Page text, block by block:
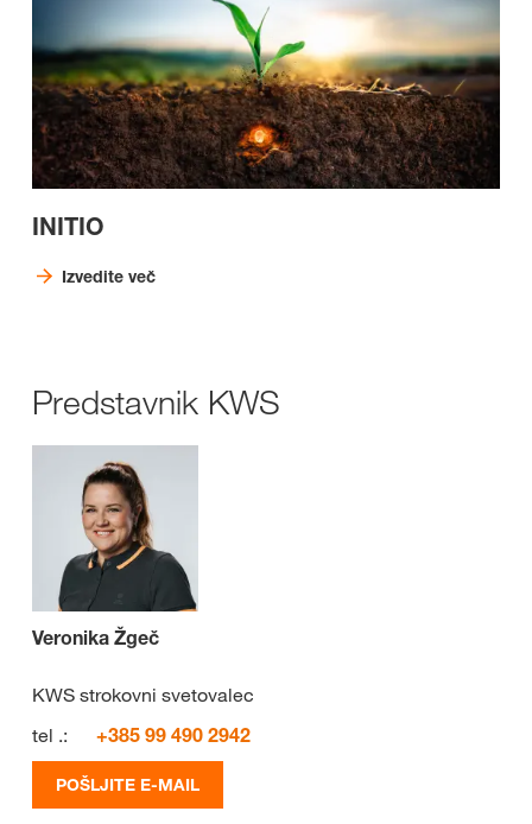
INITIO
Izvedite več
Predstavnik KWS
Veronika Žgeč
KWS strokovni svetovalec
tel .:
+385 99 490 2942
POŠLJITE E-MAIL